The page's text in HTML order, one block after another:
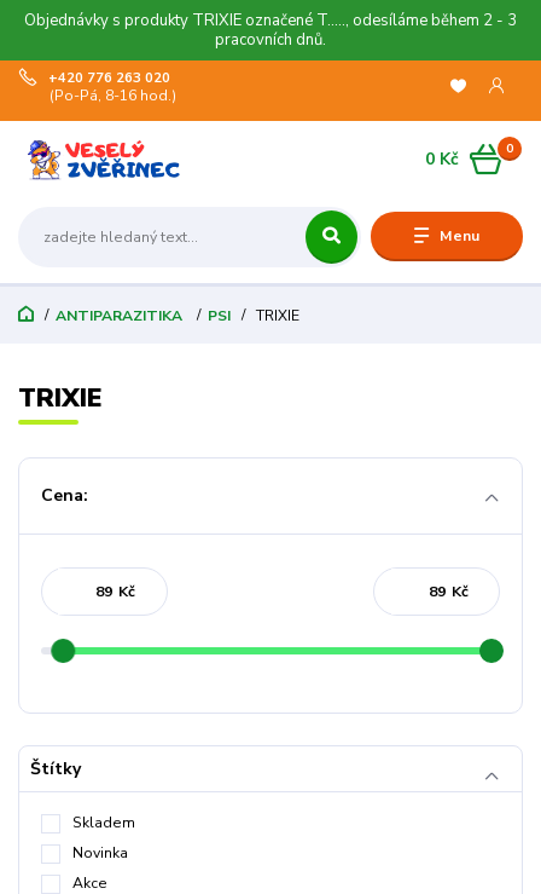
Objednávky s produkty TRIXIE označené T....., odesíláme během 2 - 3
pracovních dnů.
Menu
+420 776 263 020
(Po-Pá, 8-16 hod.)
0
0 Kč
ANTIPARAZITIKA PSI TRIXIE
TRIXIE
Cena:
Kč Kč
Štítky
Skladem
Novinka
Akce